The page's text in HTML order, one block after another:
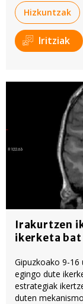
darabilte
garrantzitsuagoa
Hizkuntzak
Iritziak
Irakurtzen
ikerketa bat
Gipuzkoako 9-
egingo dute
estrategiak
duten